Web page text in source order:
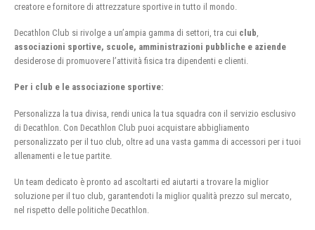
creatore e fornitore di attrezzature sportive in tutto il mondo.
Decathlon Club si rivolge a un’ampia gamma di settori, tra cui club
associazioni sportive, scuole, amministrazioni pubbliche e aziende
desiderose di promuovere l’attività fisica tra dipendenti e clienti.
Per i club e le associazione sportive:
Personalizza la tua divisa, rendi unica la tua squadra con il servizio esclusivo
di Decathlon. Con Decathlon Club puoi acquistare abbigliamento
personalizzato per il tuo club, oltre ad una vasta gamma di accessori per i tuoi
allenamenti e le tue partite.
Un team dedicato è pronto ad ascoltarti ed aiutarti a trovare la miglior
soluzione per il tuo club, garantendoti la miglior qualità prezzo sul mercato,
nel rispetto delle politiche Decathlon.